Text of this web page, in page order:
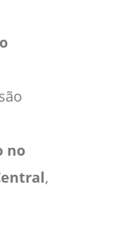
no
,